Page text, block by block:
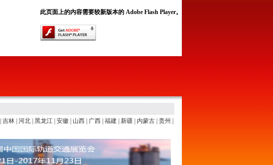
此页面上的内容需要较新版本的 Adobe Flash Player。
吉林 河北 黑龙江 安徽 山西 广西 福建 新疆 内蒙古 贵州